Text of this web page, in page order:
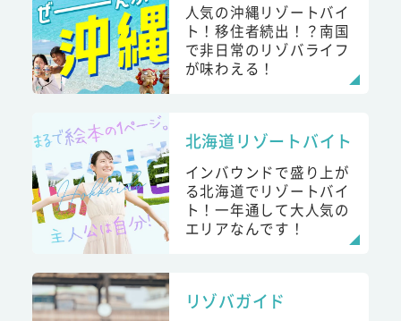
人気の沖縄リゾートバイ
ト！移住者続出！？南国
で非日常のリゾバライフ
が味わえる！
北海道リゾートバイト
インバウンドで盛り上が
る北海道でリゾートバイ
ト！一年通して大人気の
エリアなんです！
リゾバガイド